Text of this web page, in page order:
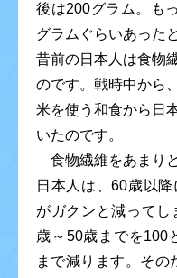
後は200グラム。も
グラムぐらいあった
昔前の日本人は食物
のです。戦時中から
米を使う和食から日
いたのです。
食物繊維をあまり
日本人は、60歳以
がガクンと減って
歳～50歳までを100
まで減ります。その